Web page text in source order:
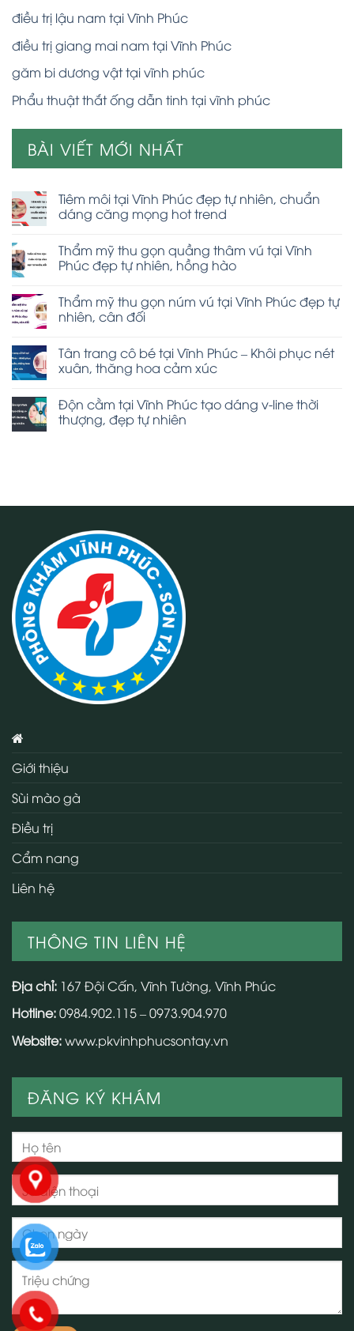
điều trị lậu nam tại Vĩnh Phúc
điều trị giang mai nam tại Vĩnh Phúc
găm bi dương vật tại vĩnh phúc
Phẩu thuật thắt ống dẫn tinh tại vĩnh phúc
BÀI VIẾT MỚI NHẤT
Tiêm môi tại Vĩnh Phúc đẹp tự nhiên, chuẩn
dáng căng mọng hot trend
Thẩm mỹ thu gọn quầng thâm vú tại Vĩnh
Phúc đẹp tự nhiên, hồng hào
Thẩm mỹ thu gọn núm vú tại Vĩnh Phúc đẹp tự
nhiên, cân đối
Tân trang cô bé tại Vĩnh Phúc – Khôi phục nét
xuân, thăng hoa cảm xúc
Độn cằm tại Vĩnh Phúc tạo dáng v-line thời
thượng, đẹp tự nhiên
Giới thiệu
Sùi mào gà
Điều trị
Cẩm nang
Liên hệ
THÔNG TIN LIÊN HỆ
Địa chỉ: 167 Đội Cấn, Vĩnh Tường, Vĩnh Phúc
Hotline:0984.902.115 – 0973.904.970
Website:www.pkvinhphucsontay.vn
ĐĂNG KÝ KHÁM